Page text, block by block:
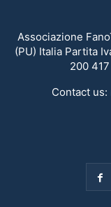
Associazione
(PU) Italia Partita
200
Contact us: